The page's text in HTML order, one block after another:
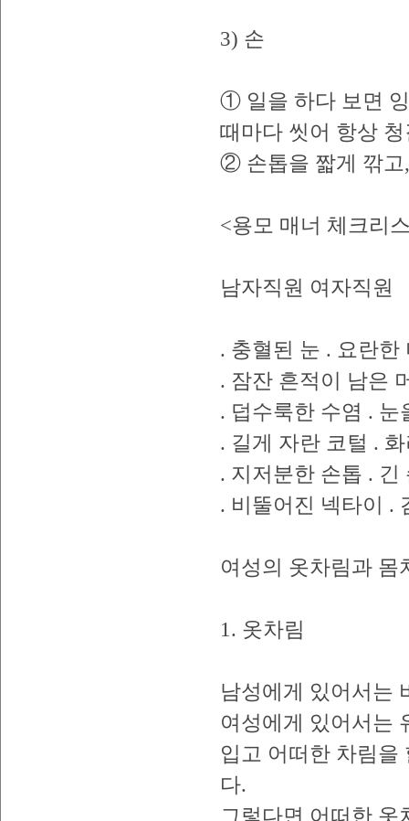
3) 손
① 일을 하다 보면
때마다 씻어 항상
② 손톱을 짧게 깎고
<용모 매너 체크리
남자직원 여자직원
. 충혈된 눈 . 요란한
. 잠잔 흔적이 남은
. 덥수룩한 수염 . 눈
. 길게 자란 코털 .
. 지저분한 손톱 . 긴
. 비뚤어진 넥타이 .
여성의 옷차림과 몸
1. 옷차림
남성에게 있어서는
여성에게 있어서는
입고 어떠한 차림을
다.
그렇다면 어떠한 옷